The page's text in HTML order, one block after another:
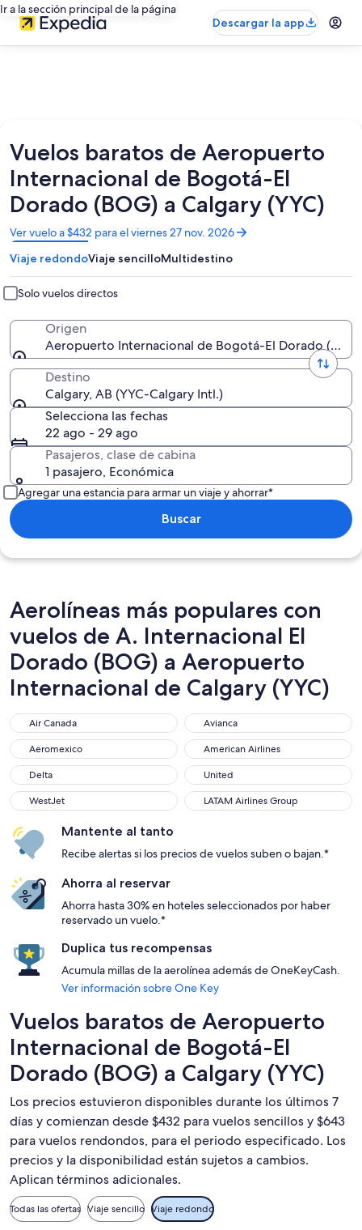
Ir a la sección principal de la página
Descargar la app
Vuelos baratos de Aeropuerto
Internacional de Bogotá-El
Dorado (BOG) a Calgary (YYC)
Ver vuelo a $432 para el viernes 27 nov. 2026
Se
abrirá
en
una
nueva
ventana
Viaje redondoViaje sencilloMultidestino
Solo vuelos directos
Origen
Aeropuerto Internacional de Bogotá-El Dorado (BOG)
Destino
Calgary, AB (YYC-Calgary Intl.)
Selecciona las fechas
22 ago - 29 ago
Pasajeros, clase de cabina
1 pasajero, Económica
Agregar una estancia para armar un viaje y ahorrar*
Buscar
Aerolíneas más populares con
vuelos de A. Internacional El
Dorado (BOG) a Aeropuerto
Internacional de Calgary (YYC)
Air Canada
Air Canada Avianca
Avianca
Aeromexico
Aeromexico American Airlines
American Airlines
Delta
Delta United
United
WestJet
WestJet LATAM Airlines Group
LATAM Airlines Group
Mantente al tanto
Recibe alertas si los precios de vuelos suben o bajan.*
Ahorra al reservar
Ahorra hasta 30% en hoteles seleccionados por haber
reservado un vuelo.*
Duplica tus recompensas
Acumula millas de la aerolínea además de OneKeyCash.
Ver información sobre One Key
Vuelos baratos de Aeropuerto
Internacional de Bogotá-El
Dorado (BOG) a Calgary (YYC)
Los precios estuvieron disponibles durante los últimos 7
días y comienzan desde $432 para vuelos sencillos y $643
para vuelos rendondos, para el periodo especificado. Los
precios y la disponibilidad están sujetos a cambios.
Aplican términos adicionales.
Todas las ofertas Viaje sencillo Viaje redondo